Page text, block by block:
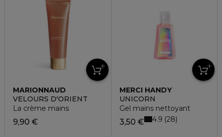
MARIONNAUD
VELOURS D'ORIENT
La crème mains
9,90 €
MERCI HANDY
UNICORN
Gel mains nettoyant
3,50 € 4.9 28